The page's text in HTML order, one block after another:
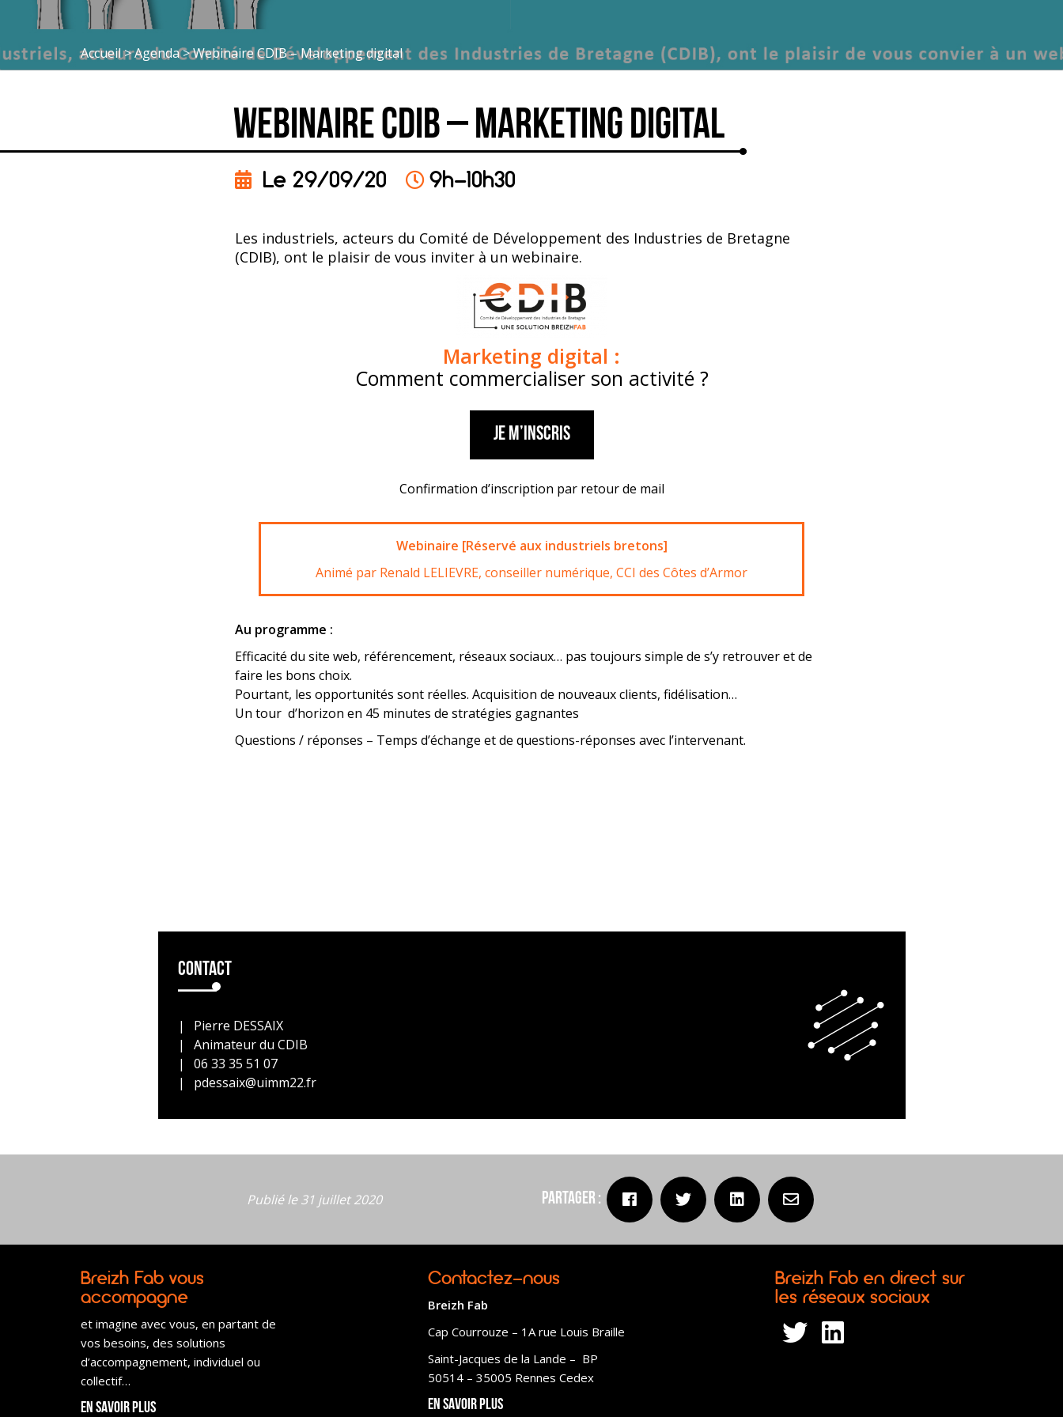
Accueil>Agenda>Webinaire CDIB – Marketing digital
Webinaire CDIB – Marketing digital
Le 29/09/20 9h-10h30
Les industriels, acteurs du Comité de Développement des Industries de Bretagne
(CDIB), ont le plaisir de vous inviter à un webinaire.
Marketing digital :
Comment commercialiser son activité ?
Je m’inscris
Confirmation d’inscription par retour de mail
Webinaire [Réservé aux industriels bretons]
Animé par Renald LELIEVRE, conseiller numérique, CCI des Côtes d’Armor
Au programme :
Efficacité du site web, référencement, réseaux sociaux… pas toujours simple de s’y retrouver et de
faire les bons choix.
Pourtant, les opportunités sont réelles. Acquisition de nouveaux clients, fidélisation…
Un tour d’horizon en 45 minutes de stratégies gagnantes
Questions / réponses – Temps d’échange et de questions-réponses avec l’intervenant.
Contact
Pierre DESSAIX
Animateur du CDIB
06 33 35 51 07
pdessaix@uimm22.fr
Publié le 31 juillet 2020 Partager :
Breizh Fab vous
accompagne
et imagine avec vous, en partant de
vos besoins, des solutions
d’accompagnement, individuel ou
collectif…
En savoir plus
Contactez-nous
Breizh Fab
Cap Courrouze – 1A rue Louis Braille
Saint-Jacques de la Lande – BP
50514 – 35005 Rennes Cedex
En savoir plus
Breizh Fab en direct sur
les réseaux sociaux